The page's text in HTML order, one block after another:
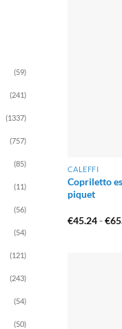
(59)
(241)
(1337)
(757)
(85)
(11)
(56)
(54)
(121)
(243)
(54)
(50)
CALEFFI
Copriletto
piquet
€45.24-€